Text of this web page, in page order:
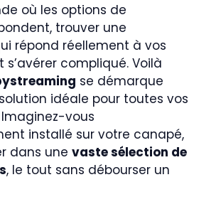
où les options de
trouver une
répond réellement à vos
compliqué. Voilà
se démarque
idéale pour toutes vos
vous
installé sur votre canapé,
dans une vaste sélection de
, le tout sans débourser un